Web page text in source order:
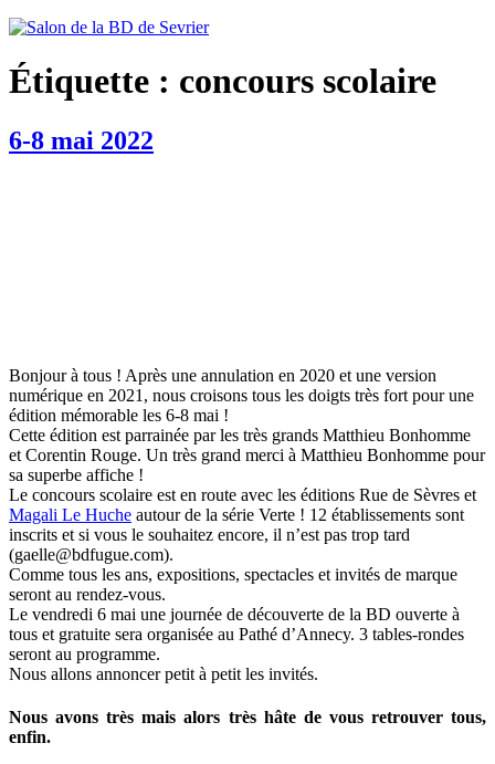
Étiquette : concours scolaire
6-8 mai 2022
Bonjour à tous ! Après une annulation en 2020 et une version
numérique en 2021, nous croisons tous les doigts très fort pour une
édition mémorable les 6-8 mai !
Cette édition est parrainée par les très grands Matthieu Bonhomme
et Corentin Rouge. Un très grand merci à Matthieu Bonhomme pour
sa superbe affiche !
Le concours scolaire est en route avec les éditions Rue de Sèvres et
Magali Le Huche autour de la série Verte ! 12 établissements sont
inscrits et si vous le souhaitez encore, il n’est pas trop tard
(gaelle@bdfugue.com).
Comme tous les ans, expositions, spectacles et invités de marque
seront au rendez-vous.
Le vendredi 6 mai une journée de découverte de la BD ouverte à
tous et gratuite sera organisée au Pathé d’Annecy. 3 tables-rondes
seront au programme.
Nous allons annoncer petit à petit les invités.
Nous avons très mais alors très hâte de vous retrouver tous,
enfin.